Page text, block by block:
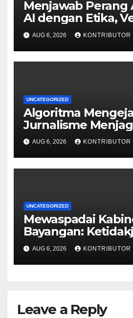
Menjawab Perang
AI dengan Etika,
dan Media
AUG 6, 2026 KONTRIBUTOR
UNCATEGORIZED
Algoritma
Jurnalisme
dan Akal Sehat
AUG 6, 2026 KONTRIBUTOR
UNCATEGORIZED
Mewaspadai
Bayangan:
Legitimasi Moral
Representasi
AUG 6, 2026 KONTRIBUTOR
Leave a Reply